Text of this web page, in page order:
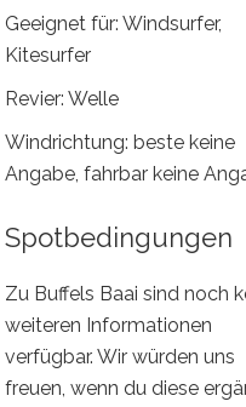
Geeignet für: Windsurfer,
Kitesurfer
Revier: Welle
Windrichtung: beste keine
Angabe, fahrbar keine
Spotbedingungen
Zu Buffels Baai sind noch
weiteren Informationen
verfügbar. Wir würden uns
freuen, wenn du diese